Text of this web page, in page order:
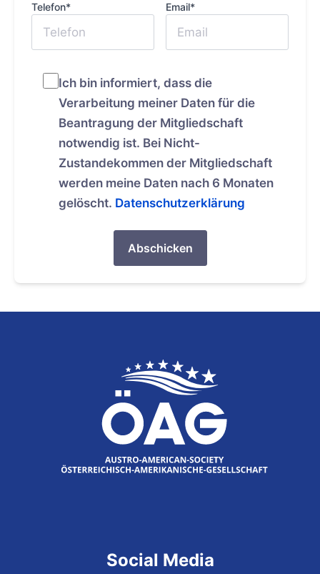
Telefon* Email*
Ich bin informiert, dass die
Verarbeitung meiner Daten für die
Beantragung der Mitgliedschaft
notwendig ist. Bei Nicht-
Zustandekommen der Mitgliedschaft
werden meine Daten nach 6 Monaten
gelöscht. Datenschutzerklärung
Social Media